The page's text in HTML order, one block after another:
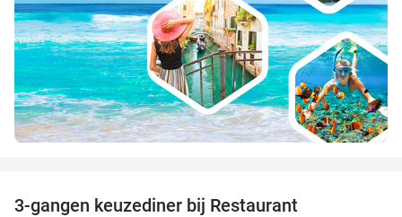
3-gangen keuzediner bij Restaurant